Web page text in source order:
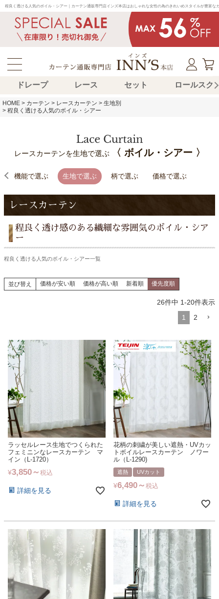
程良く透ける人気のボイル・シアー｜カーテン通販専門店インズ本店はおしゃれな女性の為のきれいめスタイルが豊富な
ドレープ レース セット ロールスク
HOME カーテン レースカーテン
生地別
程良く透ける人気のボイル・シアー
レースカーテンを生地で選ぶ 〈 ボイル・シアー 〉
機能で選ぶ 生地で選ぶ 柄で選ぶ 価格で選ぶ
レースカーテン
程良く透け感のある繊細な雰囲気のボイル・シア
ー
程良く透ける人気のボイル・シアー一覧
並び替え 価格が安い順 価格が高い順 新着順 優先度順
26件中 1-20件表示
1
2
ラッセルレース生地でつくられた
フェミニンなレースカーテン マ
イン（L-1720）
¥3,850 税込
詳細を見る
花柄の刺繍が美しい遮熱・UVカッ
トボイルレースカーテン ノワー
ル（L-1290)
遮熱 UVカット
¥6,490 税込
詳細を見る